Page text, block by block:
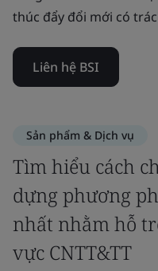
thúc đẩy đổi mới có
Liên hệ BSI
Sản phẩm & Dịch vụ
Tìm hiểu cách
dựng phương
nhất nhằm hỗ
vực CNTT&TT